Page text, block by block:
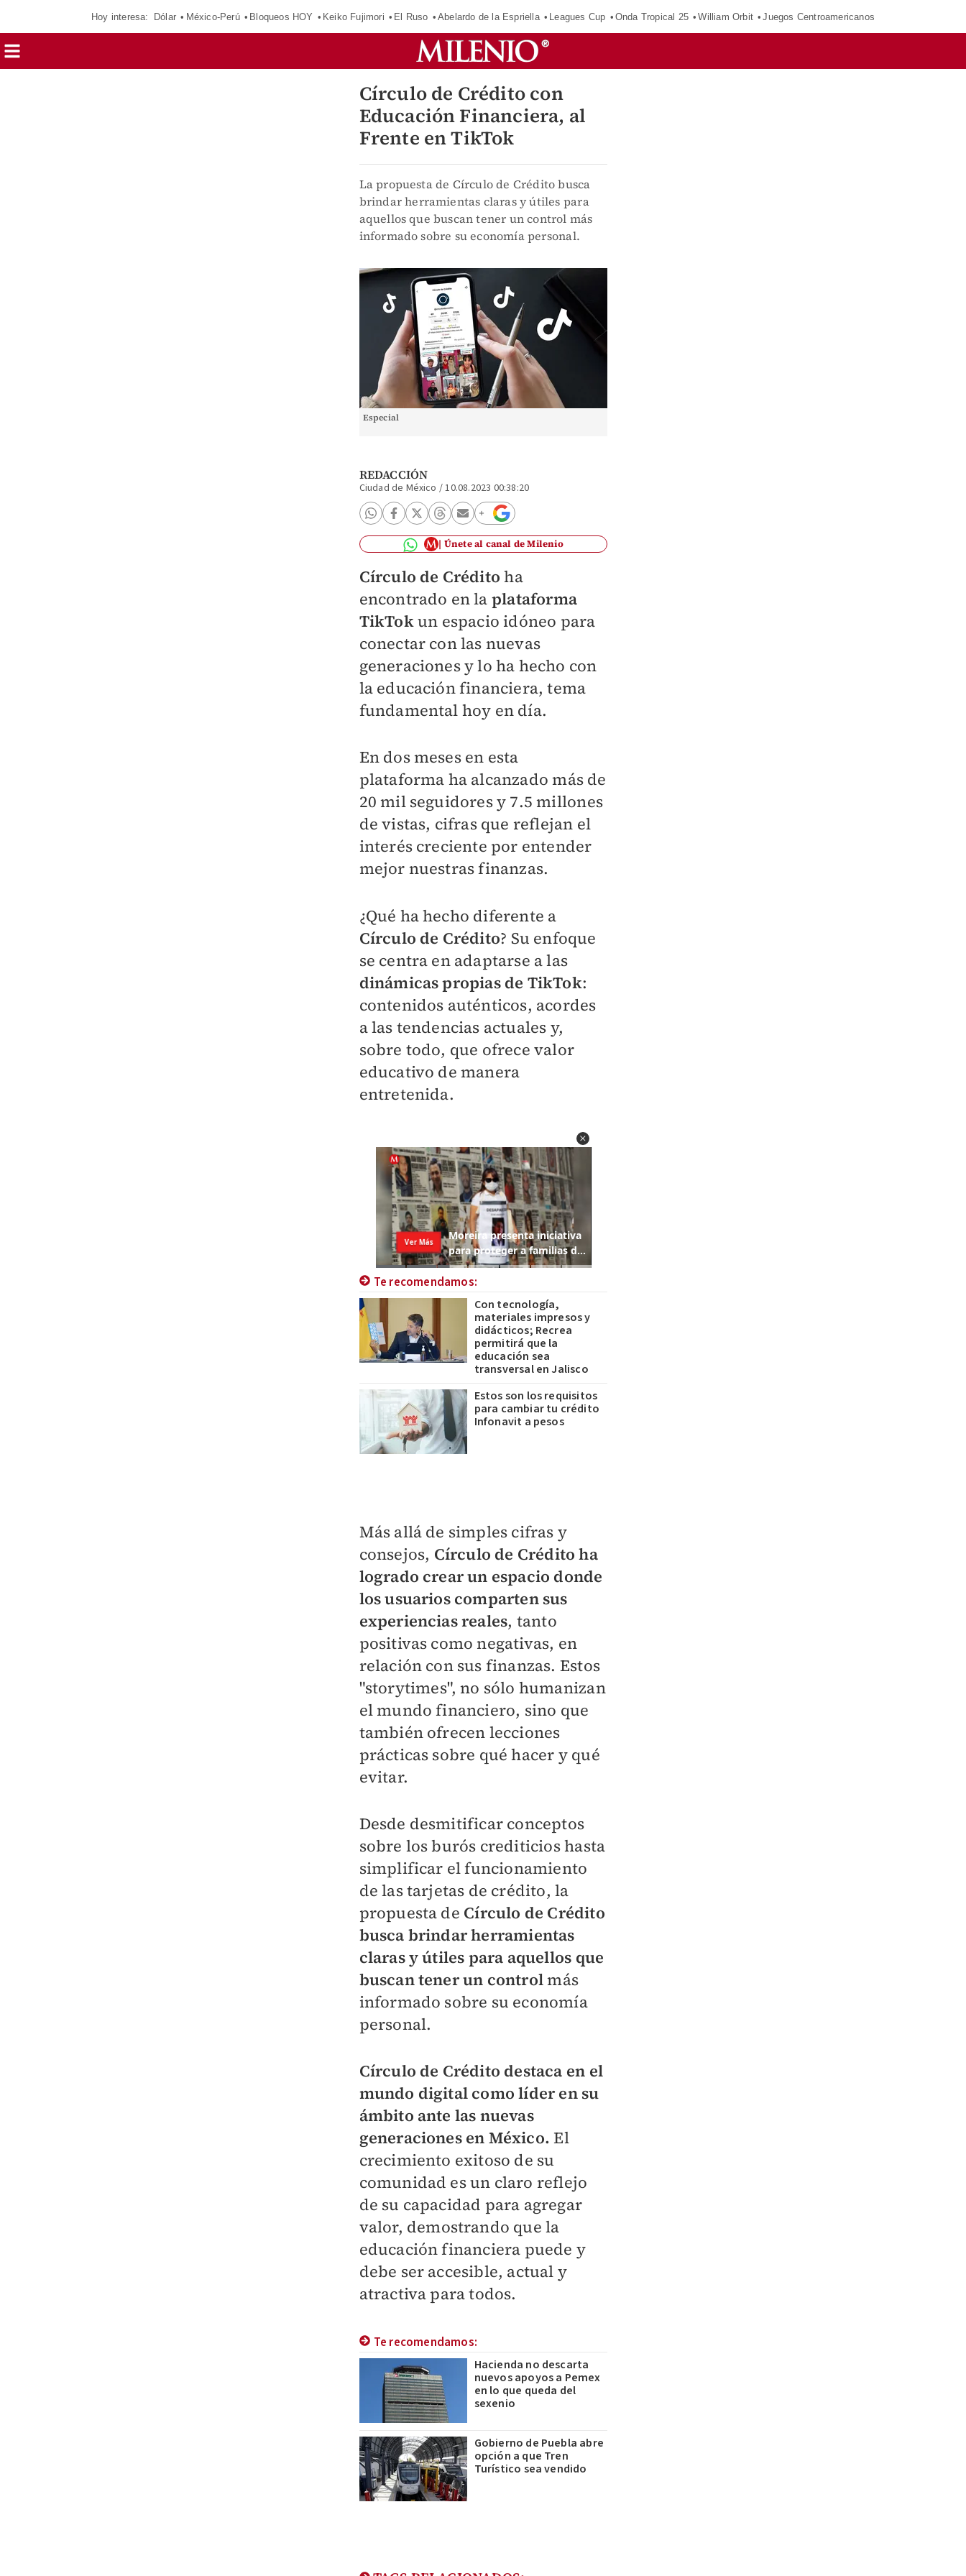
Hoy interesa: Dólar México-Perú Bloqueos HOY Keiko Fujimori El Ruso Abelardo de la Espriella Leagues Cup Onda Tropical 25 William Orbit Juegos Centroamericanos
Círculo de Crédito con
Educación Financiera, al
Frente en TikTok
La propuesta de Círculo de Crédito busca
brindar herramientas claras y útiles para
aquellos que buscan tener un control más
informado sobre su economía personal.
Especial
REDACCIÓN
Ciudad de México /10.08.2023 00:38:20
Únete al canal de Milenio
Círculo de Crédito ha
encontrado en la plataforma
TikTokun espacio idóneo para
conectar con las nuevas
generaciones y lo ha hecho con
la educación financiera, tema
fundamental hoy en día.
En dos meses en esta
plataforma ha alcanzado más de
20 mil seguidores y 7.5 millones
de vistas, cifras que reflejan el
interés creciente por entender
mejor nuestras finanzas.
¿Qué ha hecho diferente a
Círculo de Crédito? Su enfoque
se centra en adaptarse a las
dinámicas propias de TikTok:
contenidos auténticos, acordes
a las tendencias actuales y,
sobre todo, que ofrece valor
educativo de manera
entretenida.
Te recomendamos:
Con tecnología,
materiales impresos y
didácticos; Recrea
permitirá que la
educación sea
transversal en Jalisco
Estos son los requisitos
para cambiar tu crédito
Infonavit a pesos
Más allá de simples cifras y
consejos, Círculo de Crédito ha
logrado crear un espacio donde
los usuarios comparten sus
experiencias reales, tanto
positivas como negativas, en
relación con sus finanzas. Estos
"storytimes", no sólo humanizan
el mundo financiero, sino que
también ofrecen lecciones
prácticas sobre qué hacer y qué
evitar.
Desde desmitificar conceptos
sobre los burós crediticios hasta
simplificar el funcionamiento
de las tarjetas de crédito, la
propuesta de Círculo de Crédito
busca brindar herramientas
claras y útiles para aquellos que
buscan tener un controlmás
informado sobre su economía
personal.
Círculo de Crédito destaca en el
mundo digital como líder en su
ámbito ante las nuevas
generaciones en México.El
crecimiento exitoso de su
comunidad es un claro reflejo
de su capacidad para agregar
valor, demostrando que la
educación financiera puede y
debe ser accesible, actual y
atractiva para todos.
Te recomendamos:
Hacienda no descarta
nuevos apoyos a Pemex
en lo que queda del
sexenio
Gobierno de Puebla abre
opción a que Tren
Turístico sea vendido